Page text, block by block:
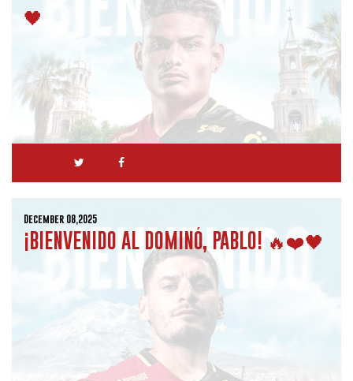
🖤
December 08,2025
¡BIENVENIDO AL DOMINÓ, PABLO! 🔥❤️🖤